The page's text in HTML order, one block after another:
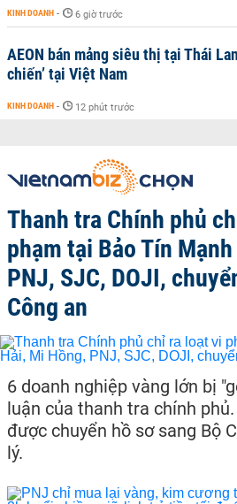
KINH DOANH - 6 giờ trước
AEON bán mảng siêu thị tại Thái
chiến’ tại Việt Nam
KINH DOANH - 12 phút trước
Thanh tra Chính phủ
phạm tại Bảo Tín
PNJ, SJC, DOJI,
Công an
6 doanh nghiệp vàng lớn bị
luận của thanh tra chính
được chuyển hồ sơ sang Bộ
lý.